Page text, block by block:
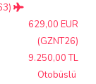
629,00 EUR
(GZNT26)
9.250,00 TL
Otobüslü